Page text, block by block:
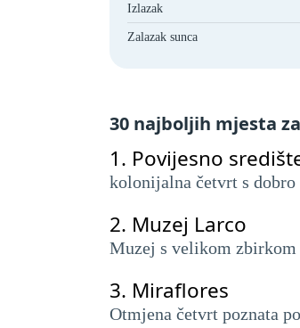
Izlazak
Zalazak sunca
30 najboljih mjesta
1. Povijesno
kolonijalna četvrt s
2. Muzej Larco
Muzej s velikom
3. Miraflores
Otmjena četvrt poznata